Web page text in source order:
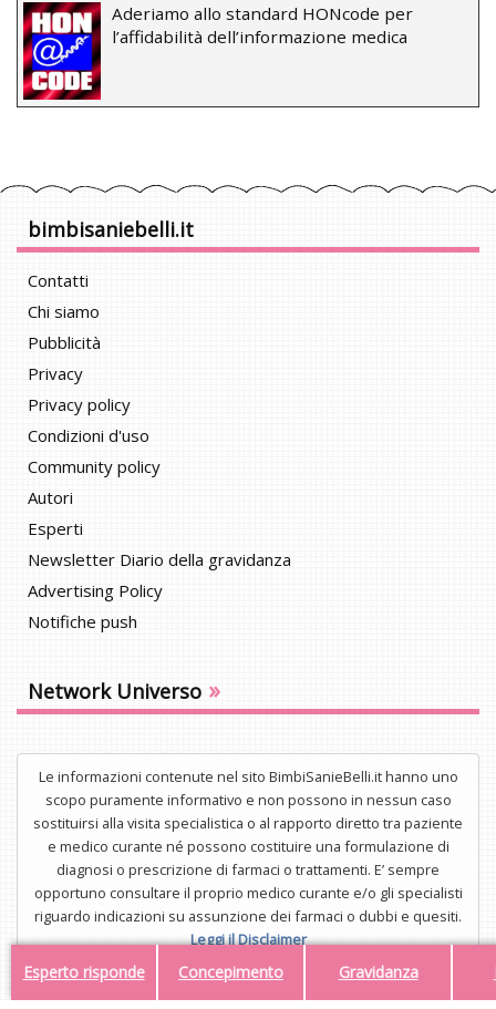
Esperto risponde Concepimento Gravidanza
Aderiamo allo standard HONcode per
l’affidabilità dell’informazione medica
bimbisaniebelli.it
Contatti
Chi siamo
Pubblicità
Privacy
Privacy policy
Condizioni d'uso
Community policy
Autori
Esperti
Newsletter Diario della gravidanza
Advertising Policy
Notifiche push
Network Universo »
Le informazioni contenute nel sito BimbiSanieBelli.it hanno uno
scopo puramente informativo e non possono in nessun caso
sostituirsi alla visita specialistica o al rapporto diretto tra paziente
e medico curante né possono costituire una formulazione di
diagnosi o prescrizione di farmaci o trattamenti. E’ sempre
opportuno consultare il proprio medico curante e/o gli specialisti
riguardo indicazioni su assunzione dei farmaci o dubbi e quesiti.
Leggi il Disclaimer
UNISTAR Srl - Corso di Porta Nuova 3/A, 20121, Milano - P.IVA